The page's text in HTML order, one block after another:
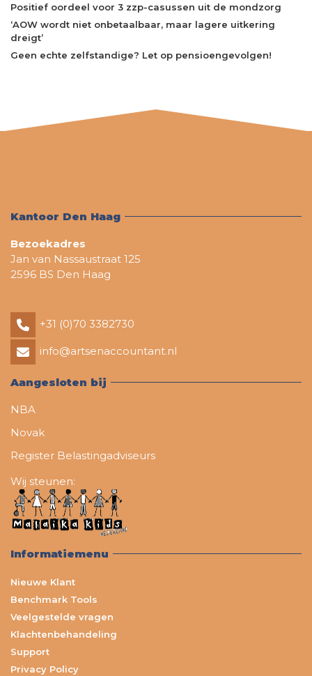
Positief oordeel voor 3 zzp-casussen uit de mondzorg
‘AOW wordt niet onbetaalbaar, maar lagere uitkering
dreigt’
Geen echte zelfstandige? Let op pensioengevolgen!
Kantoor Den Haag
Bezoekadres
Jan van Nassaustraat 125
2596 BS Den Haag
+31 (0)70 3382730
info@artsenaccountant.nl
Aangesloten bij
NBA
Novak
Register Belastingadviseurs
Wij steunen:
Informatiemenu
Nieuwe Klant
Benchmark Tools
Veelgestelde vragen
Klachtenbehandeling
Support
Privacy Policy